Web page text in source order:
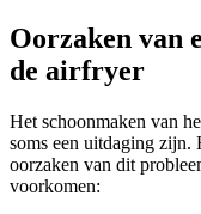
Oorzaken van
de airfryer
Het schoonmaken van
soms een uitdaging zijn.
oorzaken van dit
voorkomen: